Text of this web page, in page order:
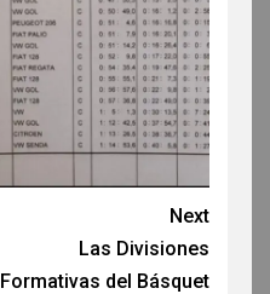
Next
Las Divisiones
Formativas del Básquet